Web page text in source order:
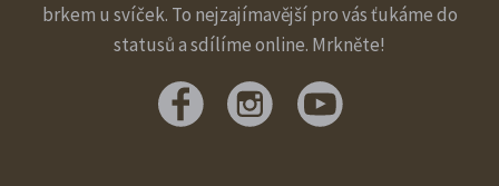
brkem u svíček. To nejzajímavější pro vás ťukáme do
statusů a sdílíme online. Mrkněte!